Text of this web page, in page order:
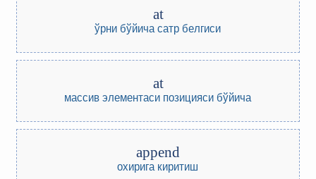
at
ўрни бўйича сатр белгиси
at
массив элементаси позицияси бўйича
append
охирига киритиш